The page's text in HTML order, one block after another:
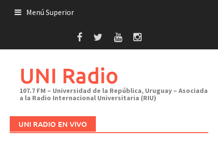
Menú Superior
UNI Radio
107.7 FM – Universidad de la República, Uruguay – Asociada
a la Radio Internacional Universitaria (RIU)
UNI RADIO EN VIVO